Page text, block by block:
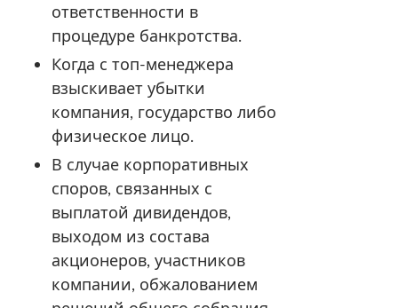
ответственности в
процедуре банкротства.
Когда с топ-менеджера
взыскивает убытки
компания, государство либо
физическое лицо.
В случае корпоративных
споров, связанных с
выплатой дивидендов,
выходом из состава
акционеров, участников
компании, обжалованием